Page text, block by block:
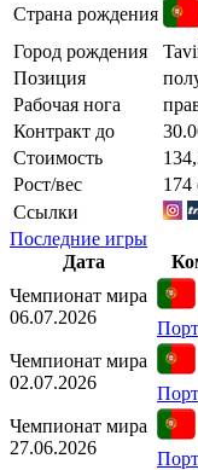
Страна рождения
Город рождения
Позиция
Рабочая нога
Контракт до
Стоимость
Рост/вес
174
Ссылки
Последние игры
Дата
Чемпионат мира
06.07.2026
Чемпионат мира
02.07.2026
Чемпионат мира
27.06.2026